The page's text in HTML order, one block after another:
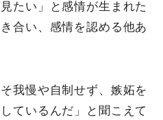
たい」と感情が生まれた
合い、感情を認める他あ
我慢や自制せず、嫉妬を
ているんだ」と聞こえて